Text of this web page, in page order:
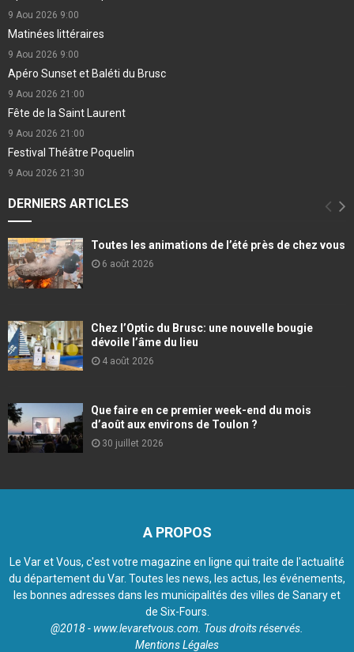
9 Aou 2026 9:00
Matinées littéraires
9 Aou 2026 9:00
Apéro Sunset et Baléti du Brusc
9 Aou 2026 21:00
Fête de la Saint Laurent
9 Aou 2026 21:00
Festival Théâtre Poquelin
9 Aou 2026 21:30
DERNIERS ARTICLES
Toutes les animations de l’été près de chez vous
6 août 2026
Chez l’Optic du Brusc: une nouvelle bougie
dévoile l’âme du lieu
4 août 2026
Que faire en ce premier week-end du mois
d’août aux environs de Toulon ?
30 juillet 2026
A PROPOS
Le Var et Vous, c'est votre magazine en ligne qui traite de l'actualité
du département du Var. Toutes les news, les actus, les événements,
les bonnes adresses dans les municipalités des villes de Sanary et
de Six-Fours.
@2018 - www.levaretvous.com. Tous droits réservés.
Mentions Légales